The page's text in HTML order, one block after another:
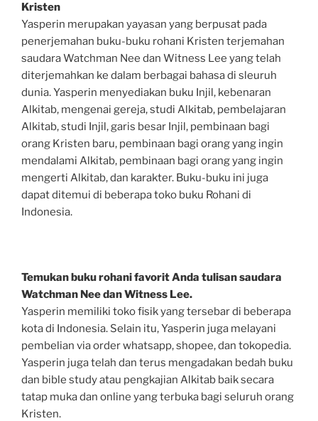
Kristen
Yasperin merupakan yayasan yang berpusat pada
penerjemahan buku-buku rohani Kristen terjemahan
saudara Watchman Nee dan Witness Lee yang telah
diterjemahkan ke dalam berbagai bahasa di sleuruh
dunia. Yasperin menyediakan buku Injil, kebenaran
Alkitab, mengenai gereja, studi Alkitab, pembelajaran
Alkitab, studi Injil, garis besar Injil, pembinaan bagi
orang Kristen baru, pembinaan bagi orang yang ingin
mendalami Alkitab, pembinaan bagi orang yang ingin
mengerti Alkitab, dan karakter. Buku-buku ini juga
dapat ditemui di beberapa toko buku Rohani di
Indonesia.
Temukan buku rohani favorit Anda tulisan saudara
Watchman Nee dan Witness Lee.
Yasperin memiliki toko fisik yang tersebar di beberapa
kota di Indonesia. Selain itu, Yasperin juga melayani
pembelian via order whatsapp, shopee, dan tokopedia.
Yasperin juga telah dan terus mengadakan bedah buku
dan bible study atau pengkajian Alkitab baik secara
tatap muka dan online yang terbuka bagi seluruh orang
Kristen.